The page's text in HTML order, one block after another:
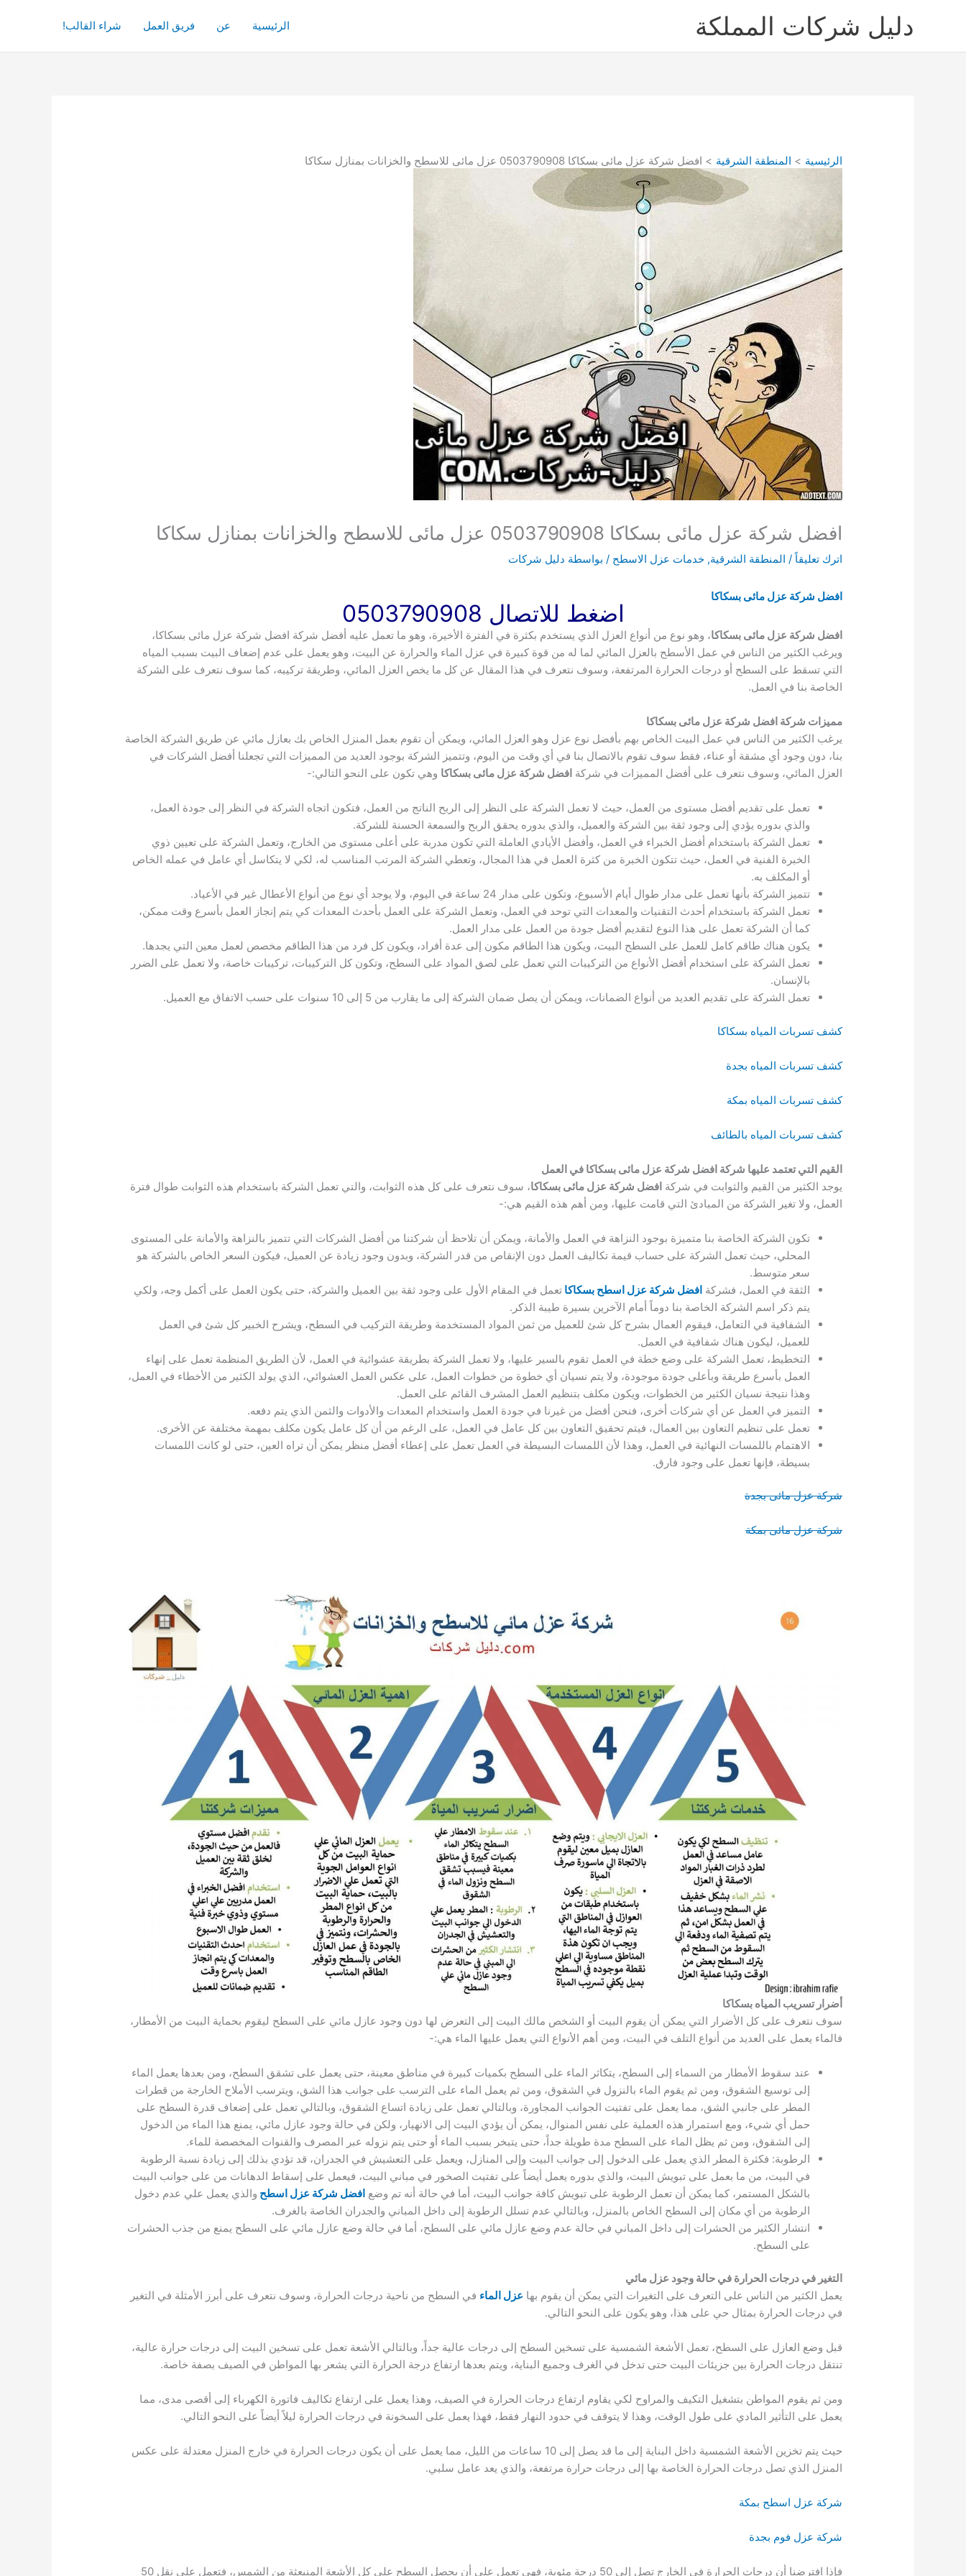
دليل شركات المملكة الرئيسية عن فريق العمل شراء القالب!
الرئيسية المنطقة الشرقية افضل شركة عزل مائى بسكاكا 0503790908 عزل مائى للاسطح والخزانات بمنازل سكاكا
افضل شركة عزل مائى بسكاكا 0503790908 عزل مائى للاسطح والخزانات بمنازل سكاكا
اترك تعليقاً / المنطقة الشرقية,خدمات عزل الاسطح / بواسطة دليل شركات
افضل شركة عزل مائى بسكاكا
اضغط للاتصال 0503790908
افضل شركة عزل مائى بسكاكا، وهو نوع من أنواع العزل الذي يستخدم بكثرة في الفترة الأخيرة، وهو ما تعمل عليه أفضل شركة افضل شركة عزل مائى بسكاكا،
ويرغب الكثير من الناس في عمل الأسطح بالعزل المائي لما له من قوة كبيرة في عزل الماء والحرارة عن البيت، وهو يعمل على عدم إضعاف البيت بسبب المياه
التي تسقط على السطح أو درجات الحرارة المرتفعة، وسوف نتعرف في هذا المقال عن كل ما يخص العزل المائي، وطريقة تركيبه، كما سوف نتعرف على الشركة
الخاصة بنا في العمل.
مميزات شركة افضل شركة عزل مائى بسكاكا
يرغب الكثير من الناس في عمل البيت الخاص بهم بأفضل نوع عزل وهو العزل المائي، ويمكن أن تقوم بعمل المنزل الخاص بك بعازل مائي عن طريق الشركة الخاصة
بنا، دون وجود أي مشقة أو عناء، فقط سوف تقوم بالاتصال بنا في أي وقت من اليوم، وتتميز الشركة بوجود العديد من المميزات التي تجعلنا أفضل الشركات في
العزل المائي، وسوف نتعرف على أفضل المميزات في شركةافضل شركة عزل مائى بسكاكا وهي تكون على النحو التالي:-
تعمل على تقديم أفضل مستوى من العمل، حيث لا تعمل الشركة على النظر إلى الربح الناتج من العمل، فتكون اتجاه الشركة في النظر إلى جودة العمل،
والذي بدوره يؤدي إلى وجود ثقة بين الشركة والعميل، والذي بدوره يحقق الربح والسمعة الحسنة للشركة.
تعمل الشركة باستخدام أفضل الخبراء في العمل، وأفضل الأيادي العاملة التي تكون مدربة على أعلى مستوى من الخارج، وتعمل الشركة على تعيين ذوي
الخبرة الفنية في العمل، حيث تتكون الخبرة من كثرة العمل في هذا المجال، وتعطي الشركة المرتب المناسب له، لكي لا يتكاسل أي عامل في عمله الخاص
أو المكلف به.
تتميز الشركة بأنها تعمل على مدار طوال أيام الأسبوع، وتكون على مدار 24 ساعة في اليوم، ولا يوجد أي نوع من أنواع الأعطال غير في الأعياد.
تعمل الشركة باستخدام أحدث التقنيات والمعدات التي توحد في العمل، وتعمل الشركة على العمل بأحدث المعدات كي يتم إنجاز العمل بأسرع وقت ممكن،
كما أن الشركة تعمل على هذا النوع لتقديم أفضل جودة من العمل على مدار العمل.
يكون هناك طاقم كامل للعمل على السطح البيت، ويكون هذا الطاقم مكون إلى عدة أفراد، ويكون كل فرد من هذا الطاقم مخصص لعمل معين التي يجدها.
تعمل الشركة على استخدام أفضل الأنواع من التركيبات التي تعمل على لصق المواد على السطح، وتكون كل التركيبات، تركيبات خاصة، ولا تعمل على الضرر
بالإنسان.
تعمل الشركة على تقديم العديد من أنواع الضمانات، ويمكن أن يصل ضمان الشركة إلى ما يقارب من 5 إلى 10 سنوات على حسب الاتفاق مع العميل.
كشف تسربات المياه بسكاكا
كشف تسربات المياه بجدة
كشف تسربات المياه بمكة
كشف تسربات المياه بالطائف
القيم التي تعتمد عليها شركة افضل شركة عزل مائى بسكاكا في العمل
يوجد الكثير من القيم والثوابت في شركةافضل شركة عزل مائى بسكاكا، سوف نتعرف على كل هذه الثوابت، والتي تعمل الشركة باستخدام هذه الثوابت طوال فترة
العمل، ولا تغير الشركة من المبادئ التي قامت عليها، ومن أهم هذه القيم هي:-
تكون الشركة الخاصة بنا متميزة بوجود النزاهة في العمل والأمانة، ويمكن أن تلاحظ أن شركتنا من أفضل الشركات التي تتميز بالنزاهة والأمانة على المستوى
المحلي، حيث تعمل الشركة على حساب قيمة تكاليف العمل دون الإنقاص من قدر الشركة، وبدون وجود زيادة عن العميل، فيكون السعر الخاص بالشركة هو
سعر متوسط.
الثقة في العمل، فشركةافضل شركة عزل اسطح بسكاكاتعمل في المقام الأول على وجود ثقة بين العميل والشركة، حتى يكون العمل على أكمل وجه، ولكي
يتم ذكر اسم الشركة الخاصة بنا دوماً أمام الآخرين بسيرة طيبة الذكر.
الشفافية في التعامل، فيقوم العمال بشرح كل شئ للعميل من ثمن المواد المستخدمة وطريقة التركيب في السطح، ويشرح الخبير كل شئ في العمل
للعميل، ليكون هناك شفافية في العمل.
التخطيط، تعمل الشركة على وضع خطة في العمل تقوم بالسير عليها، ولا تعمل الشركة بطريقة عشوائية في العمل، لأن الطريق المنظمة تعمل على إنهاء
العمل بأسرع طريقة وبأعلى جودة موجودة، ولا يتم نسيان أي خطوة من خطوات العمل، على عكس العمل العشوائي، الذي يولد الكثير من الأخطاء في العمل،
وهذا نتيجة نسيان الكثير من الخطوات، ويكون مكلف بتنظيم العمل المشرف القائم على العمل.
التميز في العمل عن أي شركات أخرى، فنحن أفضل من غيرنا في جودة العمل واستخدام المعدات والأدوات والثمن الذي يتم دفعه.
تعمل على تنظيم التعاون بين العمال، فيتم تحقيق التعاون بين كل عامل في العمل، على الرغم من أن كل عامل يكون مكلف بمهمة مختلفة عن الأخرى.
الاهتمام باللمسات النهائية في العمل، وهذا لأن اللمسات البسيطة في العمل تعمل على إعطاء أفضل منظر يمكن أن تراه العين، حتى لو كانت اللمسات
بسيطة، فإنها تعمل على وجود فارق.
شركة عزل مائى بجدة
شركة عزل مائى بمكة
أضرار تسريب المياه بسكاكا
سوف نتعرف على كل الأضرار التي يمكن أن يقوم البيت أو الشخص مالك البيت إلى التعرض لها دون وجود عازل مائي على السطح ليقوم بحماية البيت من الأمطار،
فالماء يعمل على العديد من أنواع التلف في البيت، ومن أهم الأنواع التي يعمل عليها الماء هي:-
عند سقوط الأمطار من السماء إلى السطح، يتكاثر الماء على السطح بكميات كبيرة في مناطق معينة، حتى يعمل على تشقق السطح، ومن بعدها يعمل الماء
إلى توسيع الشقوق، ومن ثم يقوم الماء بالنزول في الشقوق، ومن ثم يعمل الماء على الترسب على جوانب هذا الشق، ويترسب الأملاح الخارجة من قطرات
المطر على جانبي الشق، مما يعمل على تفتيت الجوانب المجاورة، وبالتالي تعمل على زيادة اتساع الشقوق، وبالتالي تعمل على إضعاف قدرة السطح على
حمل أي شيء، ومع استمرار هذه العملية على نفس المنوال، يمكن أن يؤدي البيت إلى الانهيار، ولكن في حالة وجود عازل مائي، يمنع هذا الماء من الدخول
إلى الشقوق، ومن ثم يظل الماء على السطح مدة طويلة جداً، حتى يتبخر بسبب الماء أو حتى يتم نزوله عبر المصرف والقنوات المخصصة للماء.
الرطوبة: فكثرة المطر الذي يعمل على الدخول إلى جوانب البيت وإلى المنازل، ويعمل على التعشيش في الجدران، قد تؤدي بذلك إلى زيادة نسبة الرطوبة
في البيت، من ما بعمل على تبويش البيت، والذي بدوره يعمل أيضاً على تفتيت الصخور في مباني البيت، فيعمل على إسقاط الدهانات من على جوانب البيت
بالشكل المستمر، كما يمكن أن تعمل الرطوبة على تبويش كافة جوانب البيت، أما في حالة أنه تم وضعافضل شركة عزل اسطح والذي يعمل علي عدم دخول
الرطوبة من أي مكان إلى السطح الخاص بالمنزل، وبالتالي عدم تسلل الرطوبة إلى داخل المباني والجدران الخاصة بالغرف.
انتشار الكثير من الحشرات إلى داخل المباني في حالة عدم وضع عازل مائي على السطح، أما في حالة وضع عازل مائي على السطح يمنع من جذب الحشرات
على السطح.
التغير في درجات الحرارة في حالة وجود عزل مائي
يعمل الكثير من الناس على التعرف على التغيرات التي يمكن أن يقوم بها عزل الماء في السطح من ناحية درجات الحرارة، وسوف نتعرف على أبرز الأمثلة في التغير
في درجات الحرارة بمثال حي على هذا، وهو يكون على النحو التالي.
قبل وضع العازل على السطح، تعمل الأشعة الشمسية على تسخين السطح إلى درجات عالية جداً، وبالتالي الأشعة تعمل على تسخين البيت إلى درجات حرارة عالية،
تنتقل درجات الحرارة بين جزيئات البيت حتى تدخل في الغرف وجميع البناية، ويتم بعدها ارتفاع درجة الحرارة التي يشعر بها المواطن في الصيف بصفة خاصة.
ومن ثم يقوم المواطن بتشغيل التكيف والمراوح لكي يقاوم ارتفاع درجات الحرارة في الصيف، وهذا يعمل على ارتفاع تكاليف فاتورة الكهرباء إلى أقصى مدى، مما
يعمل على التأثير المادي على طول الوقت، وهذا لا يتوقف في حدود النهار فقط، فهذا يعمل على السخونة في درجات الحرارة ليلاً أيضاً على النحو التالي.
حيث يتم تخزين الأشعة الشمسية داخل البناية إلى ما قد يصل إلى 10 ساعات من الليل، مما يعمل على أن يكون درجات الحرارة في خارج المنزل معتدلة على عكس
المنزل الذي تصل درجات الحرارة الخاصة بها إلى درجات حرارة مرتفعة، والذي يعد عامل سلبي.
شركة عزل اسطح بمكة
شركة عزل فوم بجدة
فإذا افترضنا أن درجات الحرارة في الخارج تصل إلى 50 درجة مئوية، فهي تعمل على أن يحصل السطح على كل الأشعة المنبعثة من الشمس، فتعمل على نقل 50